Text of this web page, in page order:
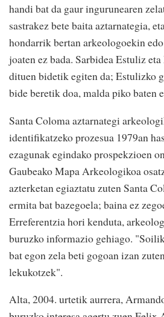
handi bat da gaur ingurunearen
sastrakez bete baita aztarnategia,
hondarrik bertan arkeologoekin
joaten ez bada. Sarbidea Estuliz
dituen bidetik egiten da; Estulizko
bide beretik doa, malda piko baten
Santa Coloma aztarnategi
identifikatzeko prozesua 1979an
ezagunak egindako prospekzioen
Gaubeako Mapa Arkeologikoa
azterketan egiaztatu zuten Santa
ermita bat bazegoela; baina ez
Erreferentzia hori kenduta,
buruzko informazio gehiago.
bat egon zela beti gogoan izan
lekukotzek".
Alta, 2004. urtetik aurrera,